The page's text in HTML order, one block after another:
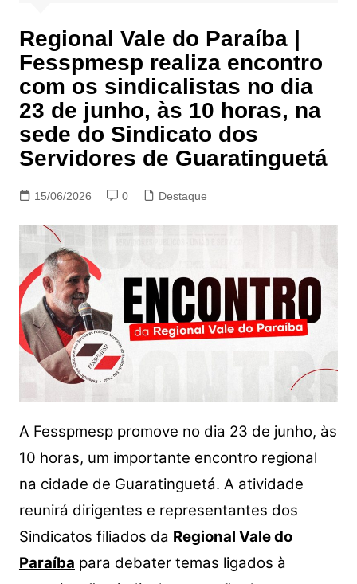
Regional Vale do Paraíba |
Fesspmesp realiza encontro
com os sindicalistas no dia
23 de junho, às 10 horas, na
sede do Sindicato dos
Servidores de Guaratinguetá
15/06/2026 0 Destaque
A Fesspmesp promove no dia 23 de junho, às
10 horas, um importante encontro regional
na cidade de Guaratinguetá. A atividade
reunirá dirigentes e representantes dos
Sindicatos filiados da Regional Vale do
Paraíba para debater temas ligados à